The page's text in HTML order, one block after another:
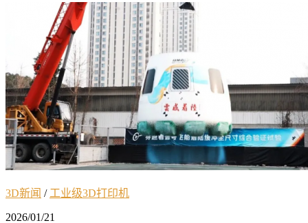
3D新闻 / 工业级3D打印机
2026/01/21